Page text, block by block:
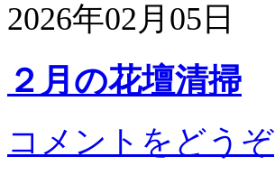
2026年02月05日
２月の花壇清掃
コメントをどうぞ